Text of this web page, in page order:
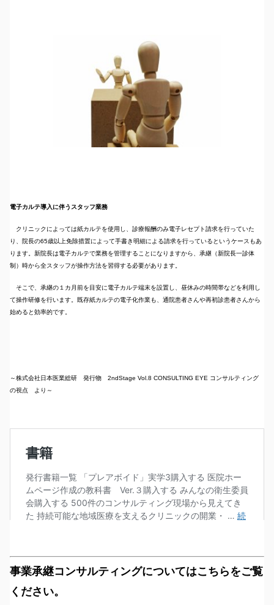
電子カルテ導入に伴うスタッフ業務
クリニックによっては紙カルテを使用し、診療報酬のみ電子レセプト請求を行っていた
り、院長の65歳以上免除措置によって手書き明細による請求を行っているというケースもあ
ります。新院長は電子カルテで業務を管理することになりますから、承継（新院長一診体
制）時から全スタッフが操作方法を習得する必要があります。
そこで、承継の１カ月前を目安に電子カルテ端末を設置し、昼休みの時間帯などを利用し
て操作研修を行います。既存紙カルテの電子化作業も、通院患者さんや再初診患者さんから
始めると効率的です。
～株式会社日本医業総研 発行物 2ndStage Vol.8 CONSULTING EYE コンサルティング
の視点 より～
事業承継コンサルティングについてはこちらをご覧
ください。